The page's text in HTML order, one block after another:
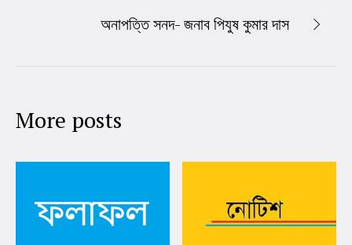
অনাপত্তি সনদ- জনাব পিযুষ কুমার দাস
More posts